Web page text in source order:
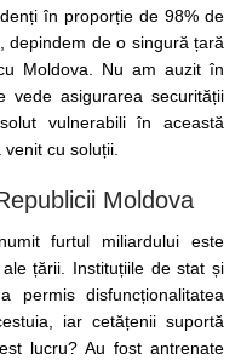
în proporție de 98% de
depindem de o singură țară
Moldova. Nu am auzit în
vede asigurarea securității
vulnerabili în această
cu soluții.
Moldova
furtul miliardului este
țării. Instituțiile de stat și
permis disfuncționalitatea
iar cetățenii suportă
lucru? Au fost antrenate